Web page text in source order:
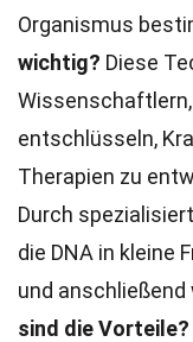
Organismus
wichtig? Diese
entschlüsseln,
Therapien zu
Durch
die DNA in kleine
und
sind die Vorteile?